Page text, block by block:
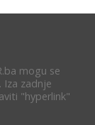
mogu se
Iza zadnje
"hyperlink"